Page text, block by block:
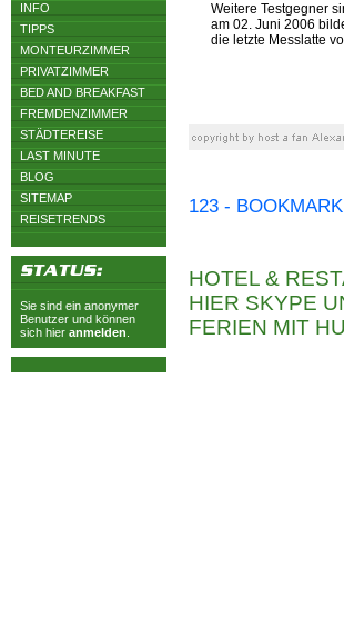
INFO
TIPPS
MONTEURZIMMER
PRIVATZIMMER
BED AND BREAKFAST
FREMDENZIMMER
STÄDTEREISE
LAST MINUTE
BLOG
SITEMAP
REISETRENDS
Sie sind ein anonymer
Benutzer und können
sich hier anmelden
Weitere Testgegner
am 02. Juni 2006
die letzte Messlatte
123 - BOOKMARK
HOTEL &
HIER SKYPE
FERIEN MIT